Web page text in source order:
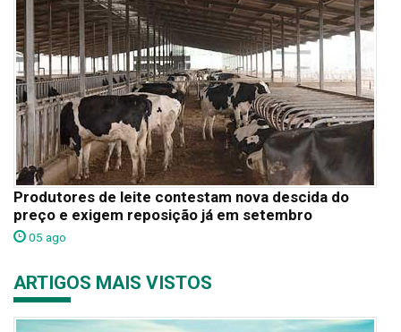
Produtores de leite contestam nova descida do
preço e exigem reposição já em setembro
05 ago
ARTIGOS MAIS VISTOS